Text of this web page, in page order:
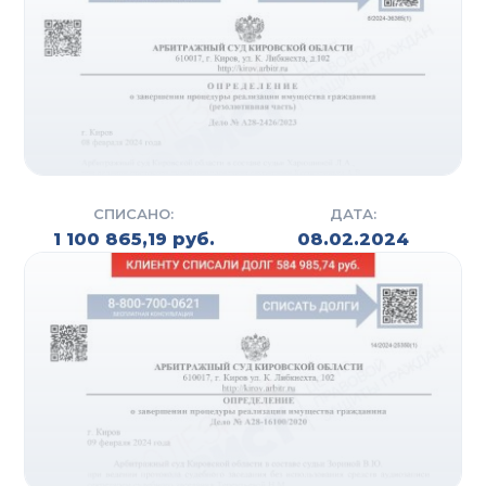
иск на банкротство. Также подготавливаются все
необходимые документы для подачи иска. Этим
могут заниматься специалисты компании (на
практике данный процесс занимает от 7 до 10
дней) либо сам должник, но в связи с
больше времени (в среднем от 1 до 3 месяцев).
После того, как собраны все справки и выписки,
оплачены госпошлины и депозиты суда,
составляется исковое заявление.
Следующий этап – это регистрация искового
заявления на сайте Арбитражного суда. Суд
рассматривает, соответствует ли иск регламенту,
проверяет наличие всех необходимых
документов и (если все хорошо) назначает дату
СПИСАНО:
1 100 865,19 руб.
ДАТА:
08.02.2024